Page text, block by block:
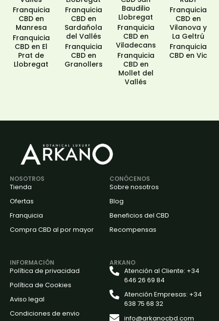
Franquicia
CBD en
Manresa
Franquicia
CBD en El
Prat de
Llobregat
Franquicia
CBD en
Sardañola
del Vallés
Franquicia
CBD en
Granollers
Baudilio
Llobregat
Franquicia
CBD en
Viladecans
Franquicia
CBD en
Mollet del
Vallés
Franquicia
CBD en
Vilanova y
La Geltrú
Franquicia
CBD en Vic
NOSOTROS
Tienda
Ofertas
Franquicia
Compra CBD al por mayor
CONÓCENOS
Sobre nosotros
Blog
Beneficios del CBD
Recompensas
INFORMACIÓN
Política de privacidad
Política de Cookies
Aviso legal
Condiciones de envio
ARKANO
Atención al Cliente: +34
646 26 69 84
Atención Empresas: +34
638 75 68 32
info@arkanocbd.com